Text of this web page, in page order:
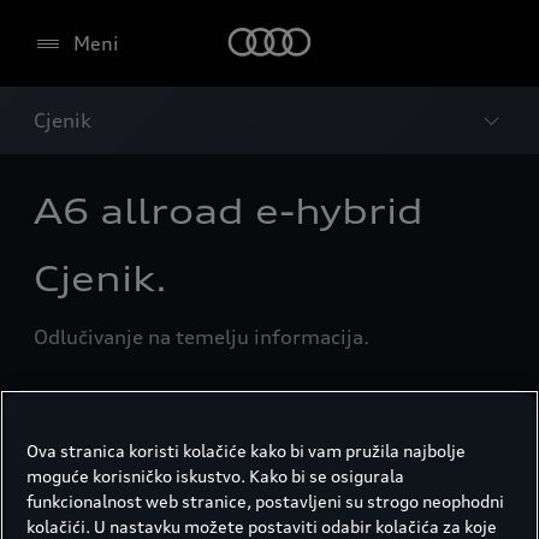
Meni
Cjenik
A6 allroad e-hybrid
Cjenik.
Odlučivanje na temelju informacija.
A6 allroad quattro e-hybrid 270 kW
Ova stranica koristi kolačiće kako bi vam pružila najbolje
moguće korisničko iskustvo. Kako bi se osigurala
funkcionalnost web stranice, postavljeni su strogo neophodni
kolačići. U nastavku možete postaviti odabir kolačića za koje